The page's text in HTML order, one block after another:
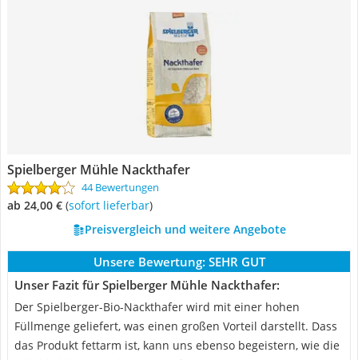
Spielberger Mühle Nackthafer
44 Bewertungen
ab 24,00 € ( Sofort lieferbar)
Preisvergleich und weitere Angebote
Unsere Bewertung: SEHR GUT
Unser Fazit für Spielberger Mühle Nackthafer:
Der Spielberger-Bio-Nackthafer wird mit einer hohen
Füllmenge geliefert, was einen großen Vorteil darstellt. Dass
das Produkt fettarm ist, kann uns ebenso begeistern, wie die